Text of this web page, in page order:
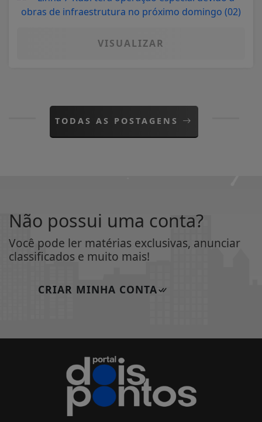
VISUALIZAR
TODAS AS POSTAGENS
Não possui uma conta?
Você pode ler matérias exclusivas, anunciar
classificados e muito mais!
CRIAR MINHA CONTA